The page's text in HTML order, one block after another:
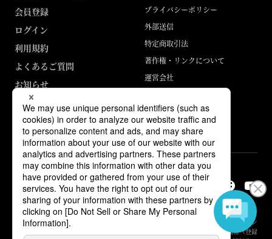
会員登録
ログイン
利用規約
よくあるご質問
お知らせ
プライバシーポリシー
外部送信
特定商取引法
著作権・リンクについて
運営会社
ABJマークは、この電子書店・電子書籍配信サービスが、著作権者からコン
テンツ使用許諾を得た正規版配信サービスであることを示す登録商標（登録